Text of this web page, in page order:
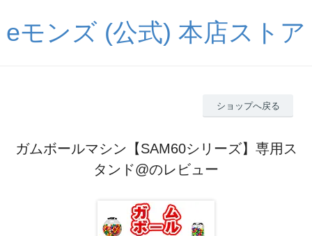
eモンズ (公式) 本店ストア
ショップへ戻る
ガムボールマシン【SAM60シリーズ】専用ス
タンド@のレビュー